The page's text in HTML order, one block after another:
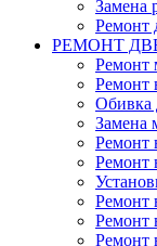
Замена
Ремонт
РЕМОНТ
Ремонт
Ремонт
Обивка
Замена
Ремонт
Ремонт
Ремонт
Ремонт
Ремонт